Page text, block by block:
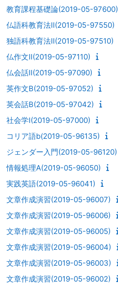
教育課程基礎論(2019-05-97600)
仏語科教育法II(2019-05-97550)
独語科教育法II(2019-05-97510)
仏作文II(2019-05-97110)
仏会話II(2019-05-97090)
英作文B(2019-05-97052)
英会話B(2019-05-97042)
社会学I(2019-05-97000)
コリア語b(2019-05-96135)
ジェンダー入門(2019-05-96120)
情報処理A(2019-05-96050)
実践英語(2019-05-96041)
文章作成演習(2019-05-96007)
文章作成演習(2019-05-96006)
文章作成演習(2019-05-96005)
文章作成演習(2019-05-96004)
文章作成演習(2019-05-96003)
文章作成演習(2019-05-96002)